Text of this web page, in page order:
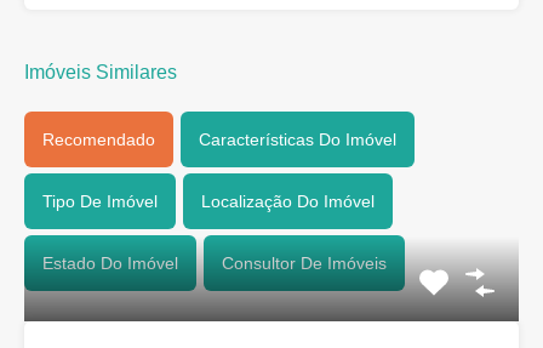
Imóveis Similares
Recomendado Características Do Imóvel
Tipo De Imóvel Localização Do Imóvel
Estado Do Imóvel Consultor De Imóveis